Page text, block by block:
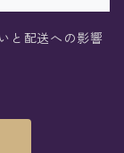
と配送への影響